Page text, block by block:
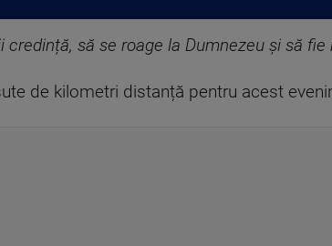
credință, să se roage la Dumnezeu și să
de kilometri distanță pentru acest